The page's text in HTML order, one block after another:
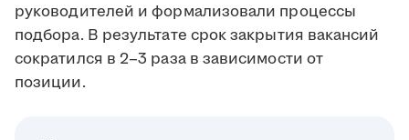
руководителей и формализовали процессы
подбора. В результате срок закрытия вакансий
сократился в 2–3 раза в зависимости от
позиции.